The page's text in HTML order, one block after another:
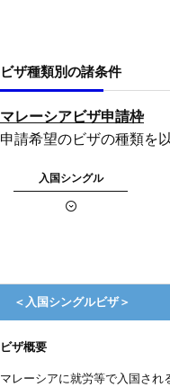
ビザ種類別の諸条件
マレーシアビザ申請枠
申請希望のビザの種類を
入国シングル
＜入国シングルビザ＞
ビザ概要
マレーシアに就労等で入国され